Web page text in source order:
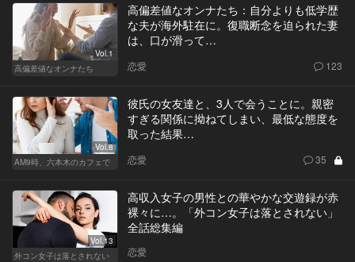
Vol.1
高偏差値なオンナたち
高偏差値なオンナたち：自分よりも低学歴
な夫が海外駐在に。復職断念を迫られた妻
は、口が滑って…
恋愛 123
Vol.8
AM9時、六本木のカフェで
彼氏の女友達と、3人で会うことに。親密
すぎる関係に拗ねてしまい、最低な態度を
取った結果…
恋愛 35
Vol.13
外コン女子は落とされない
高収入女子の男性との華やかな交遊録が赤
裸々に…。「外コン女子は落とされない」
全話総集編
恋愛